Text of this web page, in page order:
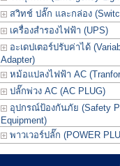
สวิทช์ ปลั๊ก และกล่อง
เครื่องสำรองไฟฟ้า (UPS)
อะเดปเตอร์ปรับค่าได้
Adapter)
หม้อแปลงไฟฟ้า AC
ปลั๊กพ่วง AC (AC PLUG)
อุปกรณ์ป้องกันภัย (Safety
Equipment)
พาวเวอร์ปลั๊ก (POWER